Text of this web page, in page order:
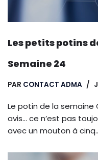
Les petits potins
Semaine 24
PAR CONTACT ADMA
Le potin de la semaine
avis… ce n’est pas
avec un mouton à